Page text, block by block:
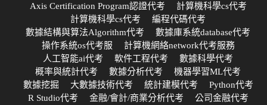
Axis Certification Program認證代考
計算機科學cs代考
計算機科學cs代考
編程代碼代考
數據結構與算法Algorithm代考
數據庫系統database代考
操作系統os代考服
計算機網絡network代考服務
人工智能ai代考
軟件工程代考
數據科學代考
概率與統計代考
數據分析代考
機器學習ML代考
數據挖掘
大數據技術代考 統計建模代考
Python代考
R Studio代考
金融/會計/商業分析代考
公司金融代考